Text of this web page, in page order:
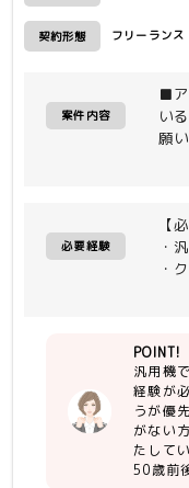
契約形態 フリーランス
案件内容
■ア
い
願
・
ク
応
＜
は
・
・
必要経験
【
・
・
（
・
と
・
POINT!
汎用機
経験が
うが優
がない
たして
50歳前